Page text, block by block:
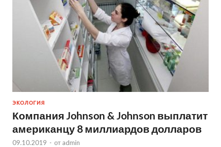
ЭКОЛОГИЯ
Компания Johnson & Johnson выплатит
американцу 8 миллиардов долларов
09.10.2019 - от admin